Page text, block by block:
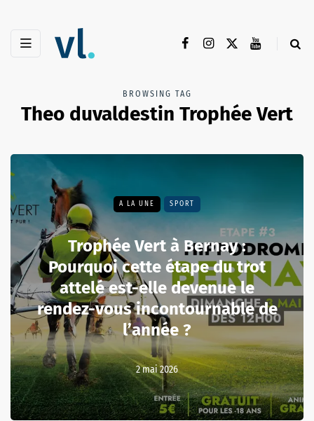
BROWSING TAG
Theo duvaldestin Trophée Vert
A LA UNE SPORT
Trophée Vert à Bernay :
Pourquoi cette étape du trot
attelé est-elle devenue le
rendez-vous incontournable de
l’année ?
2 mai 2026